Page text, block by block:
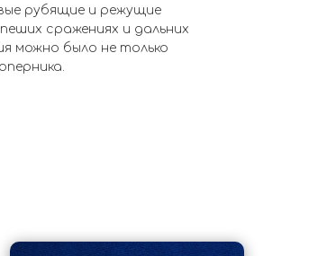
рубящие и режущие
сражениях и дальних
можно было не только